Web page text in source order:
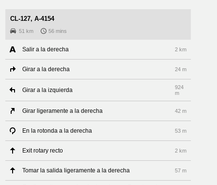
CL-127, A-4154
51 km 56 mins
Salir a la derecha 2 km
Girar a la derecha 24 m
Girar a la izquierda
924
m
Girar ligeramente a la derecha 42 m
En la rotonda a la derecha 53 m
Exit rotary recto 2 km
Tomar la salida ligeramente a la derecha 57 m